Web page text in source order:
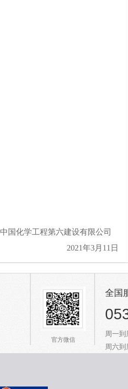
中国化学工程第六建设有限公司
2021年3月 11 日
官方微信
全国
周一
周六